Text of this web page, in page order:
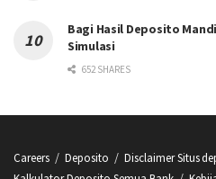
Bagi Hasil Deposito
Simulasi
652 SHARES
Careers Deposito Disclaimer Situs